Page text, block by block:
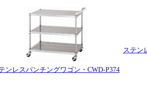
ンレスパンチングワゴン・CWD-P374
ステン